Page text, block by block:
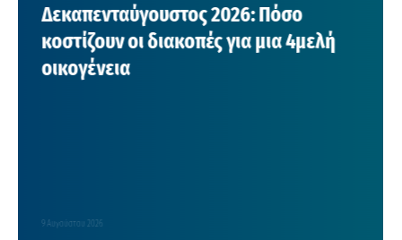
Δεκαπενταύγουστος 2026: Πόσο
κοστίζουν οι διακοπές για μια 4μελή
οικογένεια
9 Αυγούστου 2026